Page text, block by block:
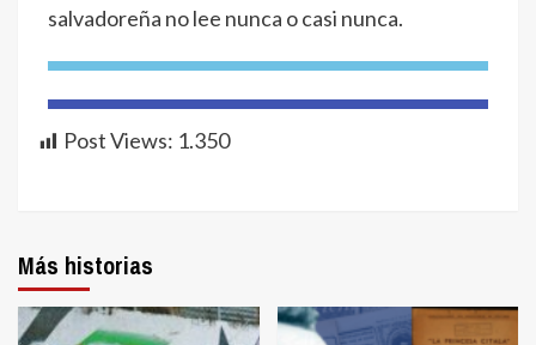
salvadoreña no lee nunca o casi nunca.
Post Views: 1.350
Más historias